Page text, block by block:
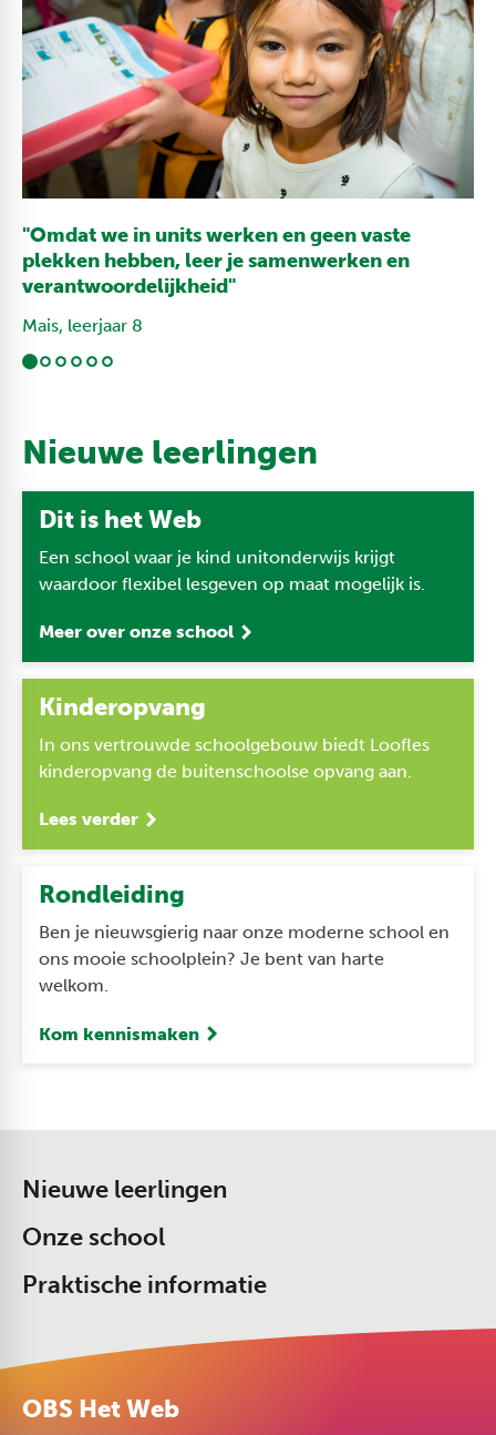
"Omdat we in units werken en geen vaste
plekken hebben, leer je samenwerken en
verantwoordelijkheid"
Mais, leerjaar 8
Nieuwe leerlingen
Dit is het Web
Een school waar je kind unitonderwijs krijgt
waardoor flexibel lesgeven op maat mogelijk is.
Meer over onze school
Kinderopvang
In ons vertrouwde schoolgebouw biedt Loofles
kinderopvang de buitenschoolse opvang aan.
Lees verder
Rondleiding
Ben je nieuwsgierig naar onze moderne school en
ons mooie schoolplein? Je bent van harte
welkom.
Kom kennismaken
Nieuwe leerlingen
Onze school
Praktische informatie
OBS Het Web